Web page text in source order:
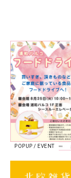
POPUP / EVENT